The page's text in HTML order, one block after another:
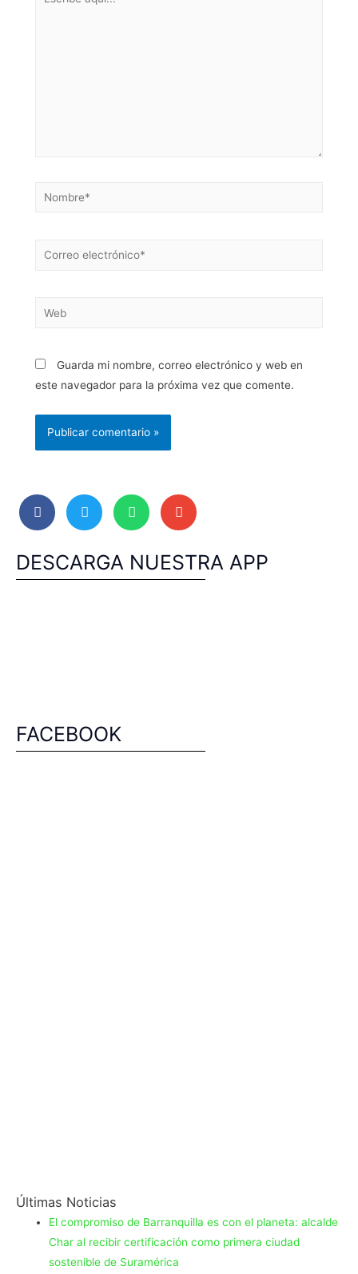
Guarda mi nombre, correo electrónico y web en
este navegador para la próxima vez que comente.
DESCARGA NUESTRA APP
FACEBOOK
Últimas Noticias
El compromiso de Barranquilla es con el planeta: alcalde
Char al recibir certificación como primera ciudad
sostenible de Suramérica